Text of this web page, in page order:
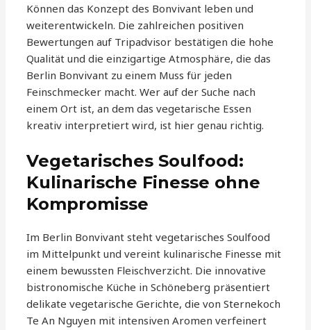
Können das Konzept des Bonvivant leben und
weiterentwickeln. Die zahlreichen positiven
Bewertungen auf Tripadvisor bestätigen die hohe
Qualität und die einzigartige Atmosphäre, die das
Berlin Bonvivant zu einem Muss für jeden
Feinschmecker macht. Wer auf der Suche nach
einem Ort ist, an dem das vegetarische Essen
kreativ interpretiert wird, ist hier genau richtig.
Vegetarisches Soulfood:
Kulinarische Finesse ohne
Kompromisse
Im Berlin Bonvivant steht vegetarisches Soulfood
im Mittelpunkt und vereint kulinarische Finesse mit
einem bewussten Fleischverzicht. Die innovative
bistronomische Küche in Schöneberg präsentiert
delikate vegetarische Gerichte, die von Sternekoch
Te An Nguyen mit intensiven Aromen verfeinert